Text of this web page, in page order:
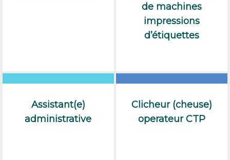
de machines
impressions
d’étiquettes
Assistant(e)
administrative
Clicheur (cheuse)
operateur CTP